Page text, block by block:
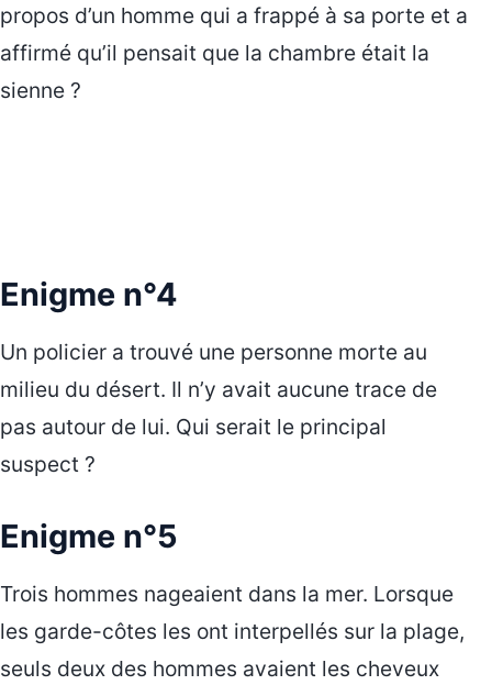
propos d’un homme qui a frappé à sa porte et a
affirmé qu’il pensait que la chambre était la
sienne ?
Enigme n°4
Un policier a trouvé une personne morte au
milieu du désert. Il n’y avait aucune trace de
pas autour de lui. Qui serait le principal
suspect ?
Enigme n°5
Trois hommes nageaient dans la mer. Lorsque
les garde-côtes les ont interpellés sur la plage,
seuls deux des hommes avaient les cheveux